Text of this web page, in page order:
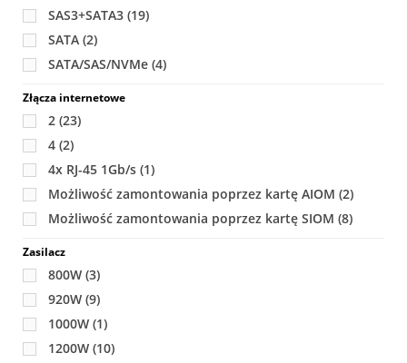
SAS3+SATA3 (19)
SATA (2)
SATA/SAS/NVMe (4)
Złącza internetowe
2 (23)
4 (2)
4x RJ-45 1Gb/s (1)
Możliwość zamontowania poprzez kartę AIOM (2)
Możliwość zamontowania poprzez kartę SIOM (8)
Zasilacz
800W (3)
920W (9)
1000W (1)
1200W (10)